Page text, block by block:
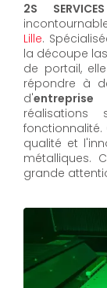
2S
Lille.
la découpe
de portail,
répondre à
d'
réalisations
fonctionnalité.
qualité et
métalliques.
grande